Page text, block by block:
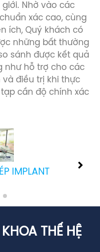
Nhờ vào các
xác cao, cùng
ích, Quý khách có
những bất thường
sánh được kết quả
như hỗ trợ cho các
và điều trị khi thực
cần độ chính xác
IMPLANT
THẾ HỆ